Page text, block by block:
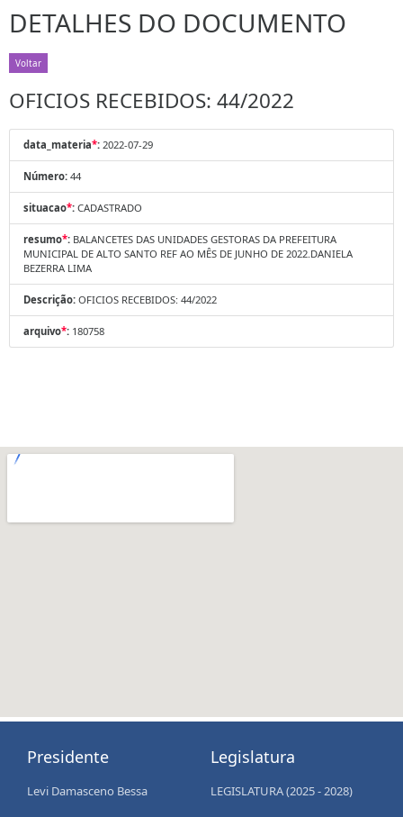
DETALHES DO DOCUMENTO
Voltar
OFICIOS RECEBIDOS: 44/2022
data_materia*: 2022-07-29
Número: 44
situacao*: CADASTRADO
resumo*: BALANCETES DAS UNIDADES GESTORAS DA PREFEITURA
MUNICIPAL DE ALTO SANTO REF AO MÊS DE JUNHO DE 2022.DANIELA
BEZERRA LIMA
Descrição: OFICIOS RECEBIDOS: 44/2022
arquivo*: 180758
Presidente
Levi Damasceno Bessa
Legislatura
LEGISLATURA (2025 - 2028)